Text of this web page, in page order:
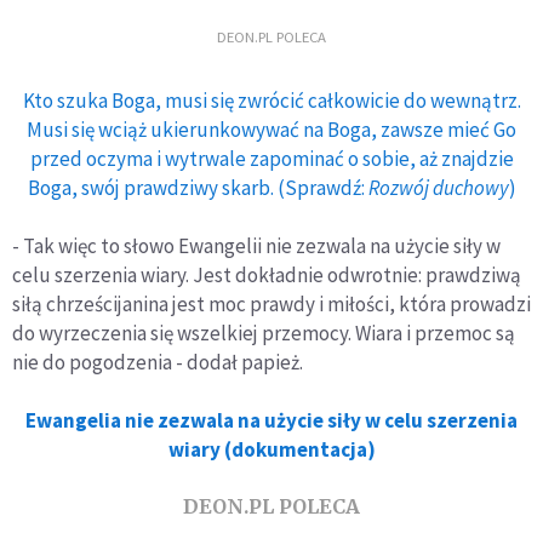
DEON.PL POLECA
Kto szuka Boga, musi się zwrócić całkowicie do wewnątrz.
Musi się wciąż ukierunkowywać na Boga, zawsze mieć Go
przed oczyma i wytrwale zapominać o sobie, aż znajdzie
Boga, swój prawdziwy skarb. (Sprawdź:Rozwój duchowy)
- Tak więc to słowo Ewangelii nie zezwala na użycie siły w
celu szerzenia wiary. Jest dokładnie odwrotnie: prawdziwą
siłą chrześcijanina jest moc prawdy i miłości, która prowadzi
do wyrzeczenia się wszelkiej przemocy. Wiara i przemoc są
nie do pogodzenia - dodał papież.
Ewangelia nie zezwala na użycie siły w celu szerzenia
wiary (dokumentacja)
DEON.PL POLECA